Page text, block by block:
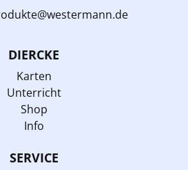
DIERCKE
Karten
Unterricht
Shop
Info
SERVICE